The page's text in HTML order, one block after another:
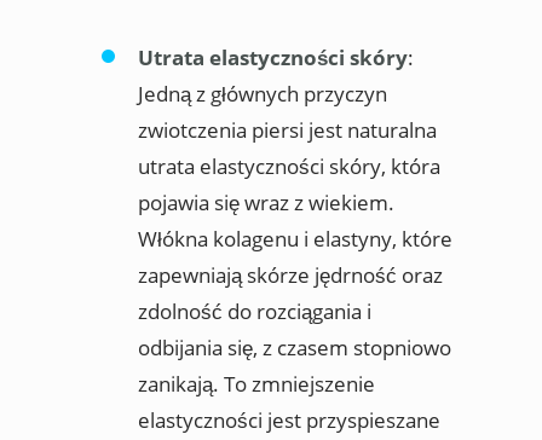
Utrata elastyczności skóry:
Jedną z głównych przyczyn
zwiotczenia piersi jest naturalna
utrata elastyczności skóry, która
pojawia się wraz z wiekiem.
Włókna kolagenu i elastyny, które
zapewniają skórze jędrność oraz
zdolność do rozciągania i
odbijania się, z czasem stopniowo
zanikają. To zmniejszenie
elastyczności jest przyspieszane